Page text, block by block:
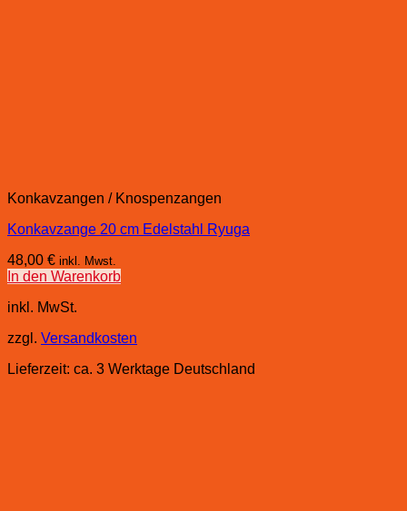
Konkavzangen / Knospenzangen
Konkavzange 20 cm Edelstahl Ryuga
48,00 € inkl. Mwst.
In den Warenkorb
inkl. MwSt.
zzgl. Versandkosten
Lieferzeit: ca. 3 Werktage Deutschland